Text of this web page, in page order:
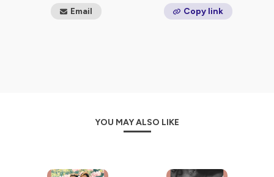
Email Copy link
YOU MAY ALSO LIKE